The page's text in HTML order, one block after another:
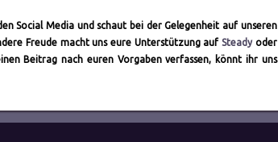
Social Media und schaut bei der Gelegenheit auf unseren
Freude macht uns eure Unterstützung auf Steadyoder
Beitrag nach euren Vorgaben verfassen, könnt ihr uns